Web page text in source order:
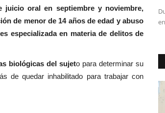
juicio oral en septiembre y noviembre,
de menor de 14 años de edad y abuso
especializada en materia de delitos de
biológicas del sujeto para determinar su
de quedar inhabilitado para trabajar con
el encuentro, el parlamentario puso especial énfasis
de...